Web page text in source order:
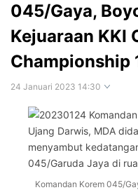
045/Gaya,
Kejuaraan KKI
Championship
24 Januari 2023 14:30
Komandan Korem 045/